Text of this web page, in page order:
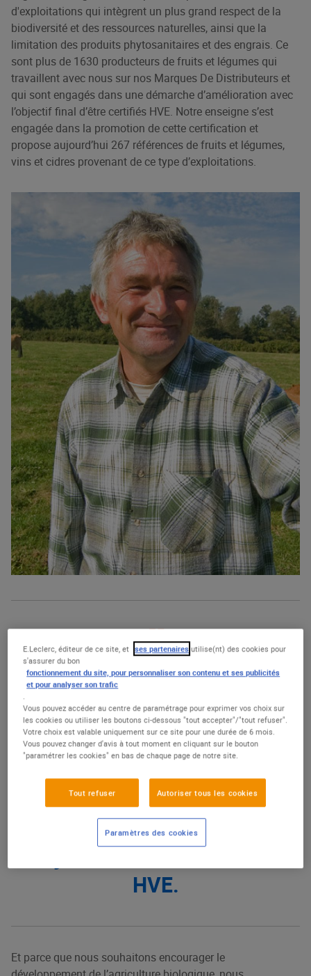
d'exploitations qui intègrent un plus grand respect de la
biodiversité et des ressources naturelles, ainsi que la
limitation des produits phytosanitaires et des engrais. Ce
sont plus de 1630 producteurs de fruits et légumes qui
travaillent avec nous sur nos Marques De Distributeurs et
qui sont engagés dans une démarche d’amélioration avec
l’objectif final d’être certifiés HVE. Notre enseigne s’est
engagée dans la promotion de cette certification et
propose aujourd’hui 267 références de fruits et légumes,
vins et cidres provenant de ce type d’exploitations.
Ce sont plus de 1600
producteurs de fruits et
légumes qui travaillent avec
nous sur notre démarche
filière panier du Primeur et qui
sont engagés dans une
démarche d’amélioration avec
HVE.
Et parce que nous souhaitons encourager le
E.Leclerc, éditeur de ce site, et ses partenaires utilise(nt) des cookies pour
s'assurer du bon
fonctionnement du site, pour personnaliser son contenu et ses publicités
et pour analyser son trafic
.
Vous pouvez accéder au centre de paramétrage pour exprimer vos choix sur
les cookies ou utiliser les boutons ci-dessous "tout accepter"/"tout refuser".
Votre choix est valable uniquement sur ce site pour une durée de 6 mois.
Vous pouvez changer d'avis à tout moment en cliquant sur le bouton
"paramétrer les cookies" en bas de chaque page de notre site.
Tout refuser Autoriser tous les cookies
Paramètres des cookies